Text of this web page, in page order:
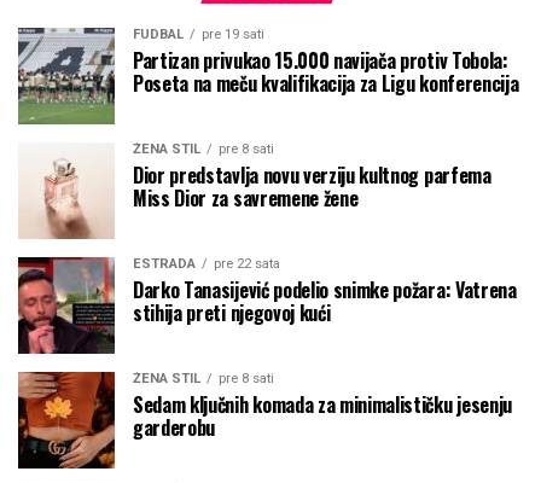
FUDBAL pre 19 sati
Partizan privukao 15.000 navijača protiv Tobola:
Poseta na meču kvalifikacija za Ligu konferencija
ŽENA STIL pre 8 sati
Dior predstavlja novu verziju kultnog parfema
Miss Dior za savremene žene
ESTRADA pre 22 sata
Darko Tanasijević podelio snimke požara: Vatrena
stihija preti njegovoj kući
ŽENA STIL pre 8 sati
Sedam ključnih komada za minimalističku jesenju
garderobu